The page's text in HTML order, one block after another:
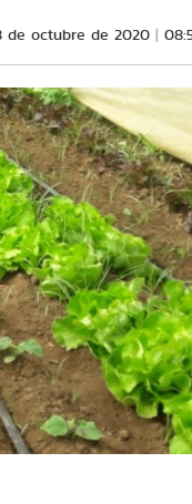
de octubre de 2020